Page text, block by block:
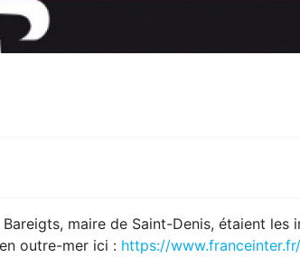
maire de Saint-Denis, étaient
outre-mer ici : https://